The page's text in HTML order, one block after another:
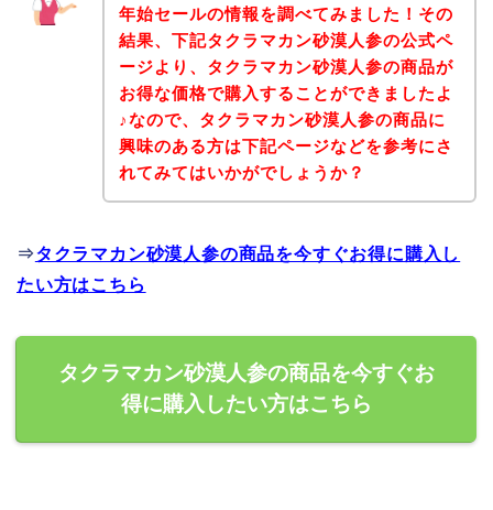
年始セールの情報を調べてみました！その
結果、下記タクラマカン砂漠人参の公式ペ
ージより、タクラマカン砂漠人参の商品が
お得な価格で購入することができましたよ
♪なので、タクラマカン砂漠人参の商品に
興味のある方は下記ページなどを参考にさ
れてみてはいかがでしょうか？
⇒タクラマカン砂漠人参の商品を今すぐお得に購入し
たい方はこちら
タクラマカン砂漠人参の商品を今すぐお
得に購入したい方はこちら